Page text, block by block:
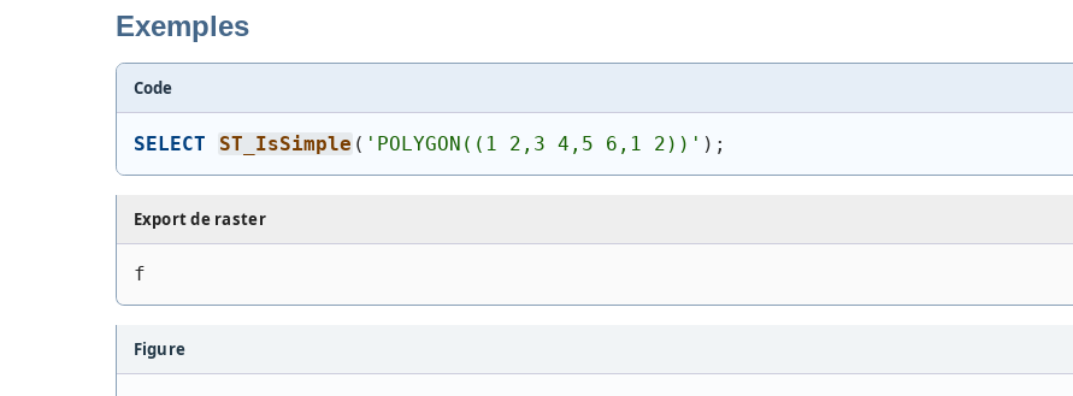
Exemples
Code
SELECT ST_IsSimple ( ' POLYGON((1 2,3 4,5 6,1 2)) ' ) ;
Export de raster
f
Figure